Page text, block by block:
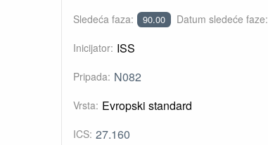
Sledeća faza: 90.00 Datum sledeće faze:
Inicijator: ISS
Pripada: N082
Vrsta: Evropski standard
ICS: 27.160